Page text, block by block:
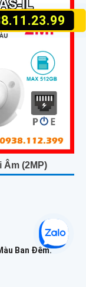
Âm (2MP)
Ban Ðêm.